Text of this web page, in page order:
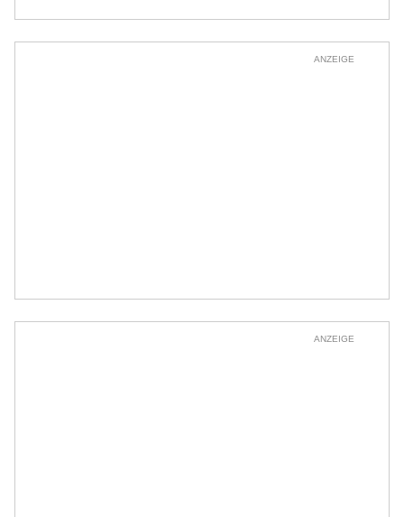
ANZEIGE
ANZEIGE